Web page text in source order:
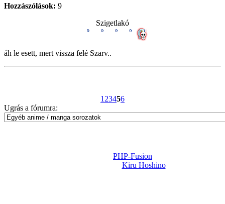
Hozzászólások: 9
Szigetlakó
áh le esett, mert vissza felé Szarv..
1 23456
Ugrás a fórumra:
PHP-Fusion
Kiru Hoshino